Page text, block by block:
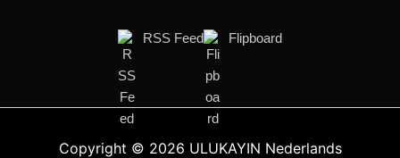
RSS Feed Flipboard
Copyright © 2026 ULUKAYIN Nederlands